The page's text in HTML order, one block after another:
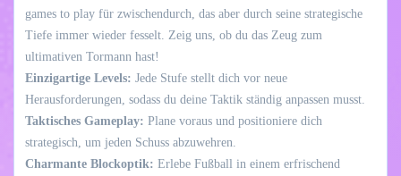
games to play für zwischendurch, das aber durch seine strategische
Tiefe immer wieder fesselt. Zeig uns, ob du das Zeug zum
ultimativen Tormann hast!
Einzigartige Levels: Jede Stufe stellt dich vor neue
Herausforderungen, sodass du deine Taktik ständig anpassen musst.
Taktisches Gameplay: Plane voraus und positioniere dich
strategisch, um jeden Schuss abzuwehren.
Charmante Blockoptik: Erlebe Fußball in einem erfrischend